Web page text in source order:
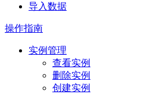
导入数据
操作指南
实例管理
查看实例
删除实例
创建实例